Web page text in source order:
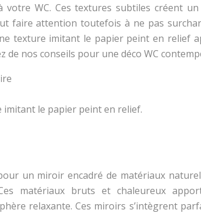
votre WC. Ces textures subtiles créent
faire attention toutefois à ne pas
texture imitant le papier peint en relief
nos conseils pour une déco WC
imitant le papier peint en relief.
un miroir encadré de matériaux
matériaux bruts et chaleureux
relaxante. Ces miroirs s’intègrent